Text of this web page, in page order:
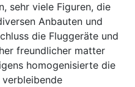
sehr viele Figuren, die
Anbauten und
die Fluggeräte und
freundlicher matter
homogenisierte die